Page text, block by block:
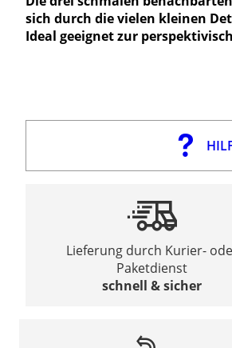
sich durch die vielen kleinen
Ideal geeignet zur
Lieferung durch Kurier-
Paketdienst
schnell & sicher